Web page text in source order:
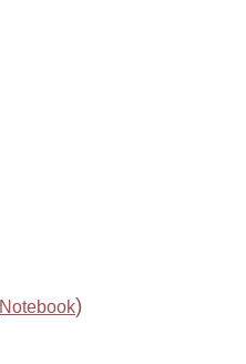
Notebook)